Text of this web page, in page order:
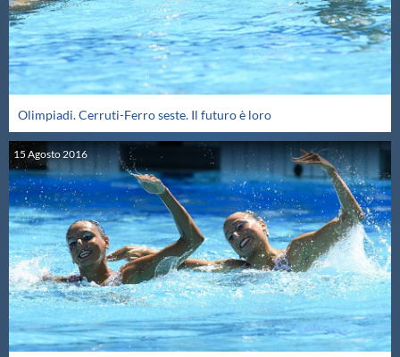
Protezione Civile
Qualità
Sostenibilità
Privacy
Cookie Policy
Archivio News
Flash News
Olimpiadi. Cerruti-Ferro seste. Il futuro è loro
15 Agosto2016